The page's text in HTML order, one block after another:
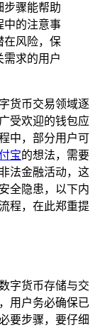
步骤能帮助
中的注意事
在风险，保
需求的用户
货币交易领域逐
受欢迎的钱包应
中，部分用户可
宝的想法，需要
法金融活动，这
全隐患，以下内
程，在此郑重提
字货币存储与交
用户务必确保已
要步骤，要仔细